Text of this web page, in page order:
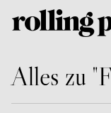
Alles zu